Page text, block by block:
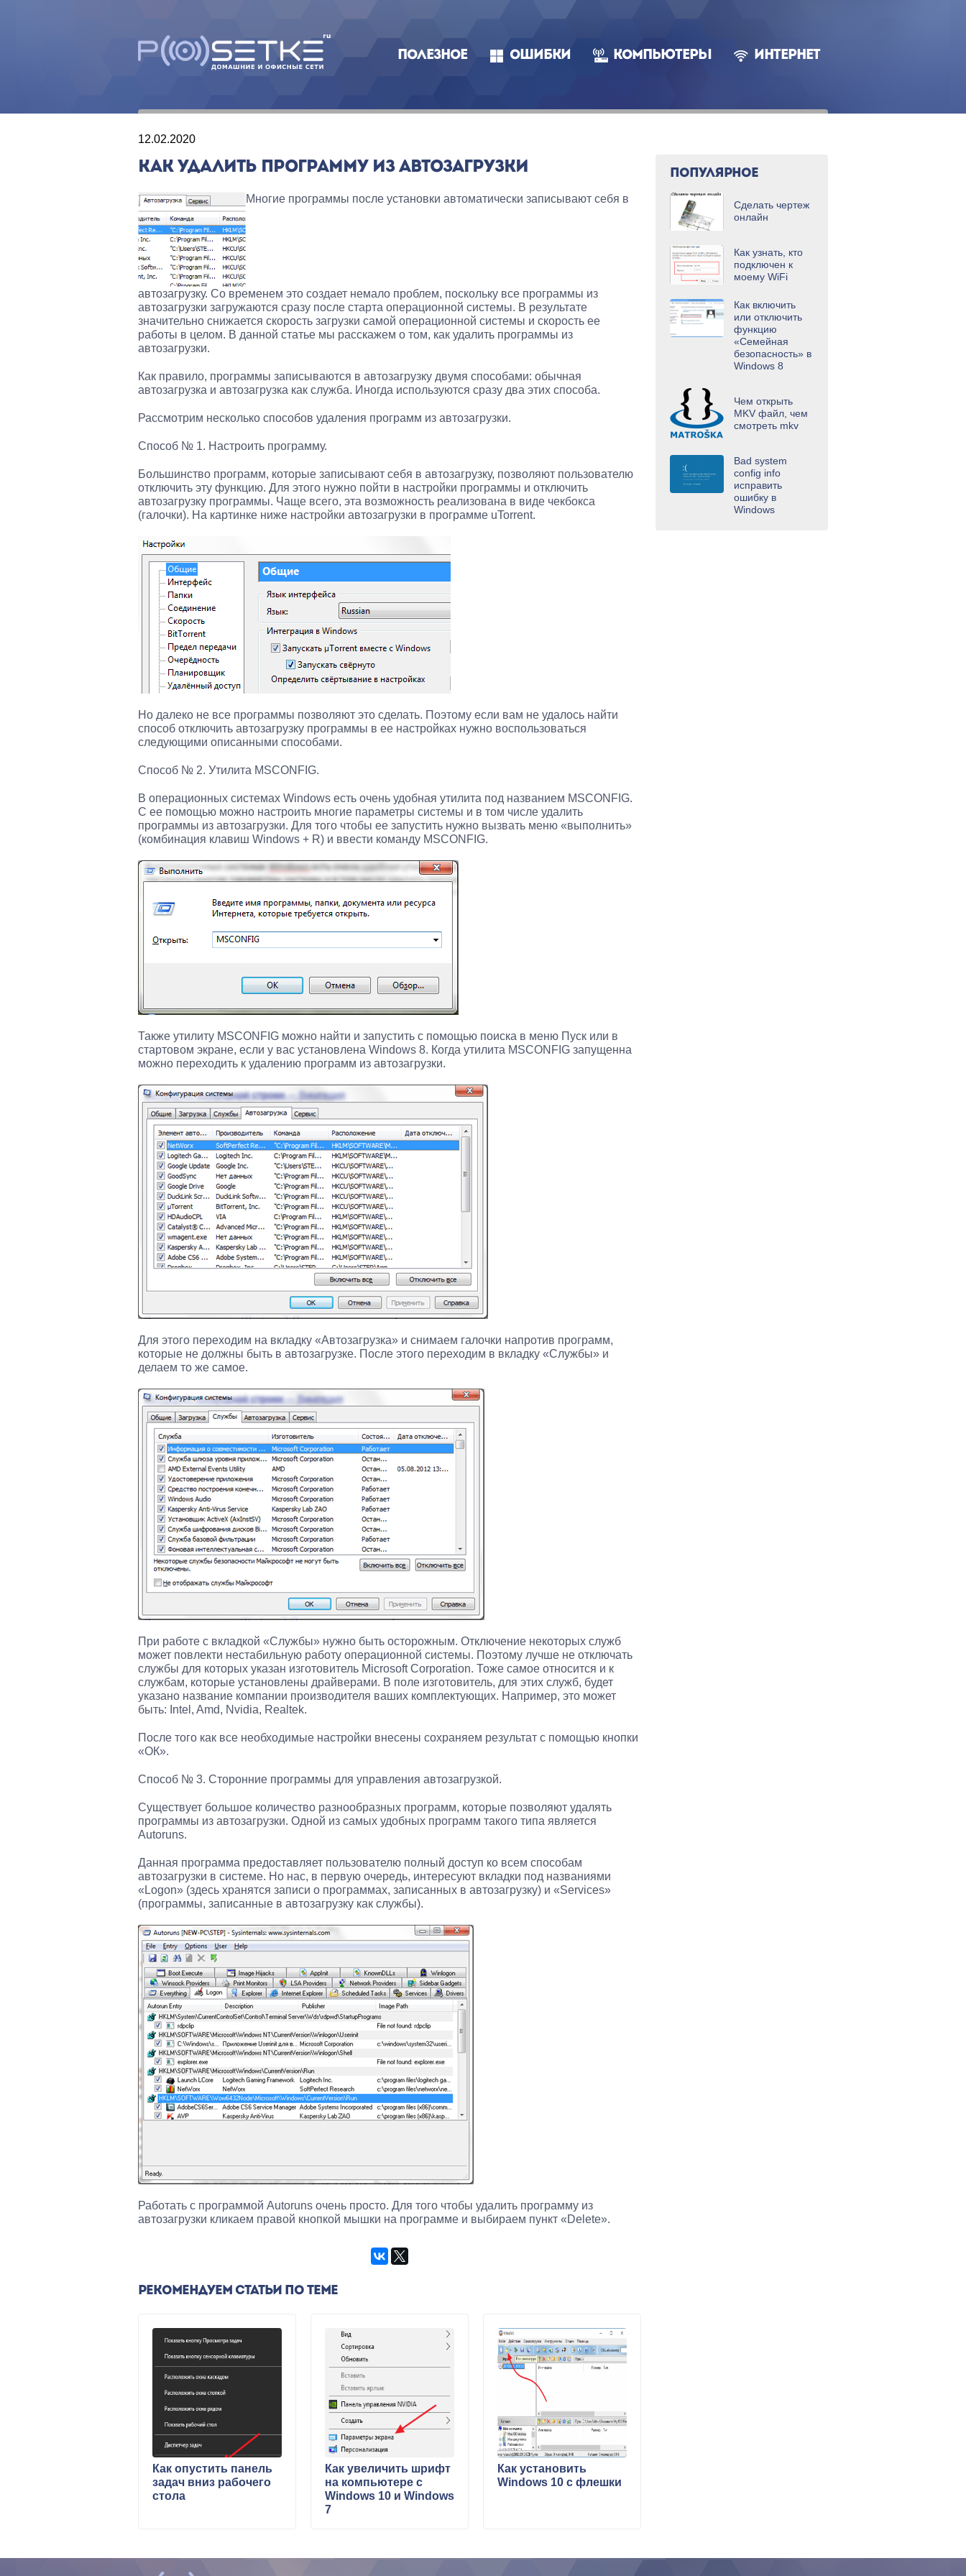
ПОЛЕЗНОЕ ОШИБКИ КОМПЬЮТЕРЫ ИНТЕРНЕТ
12.02.2020
КАК УДАЛИТЬ ПРОГРАММУ ИЗ АВТОЗАГРУЗКИ
Многие программы после установки автоматически записывают себя в
автозагрузку. Со временем это создает немало проблем, поскольку все программы из
автозагрузки загружаются сразу после старта операционной системы. В результате
значительно снижается скорость загрузки самой операционной системы и скорость ее
работы в целом. В данной статье мы расскажем о том, как удалить программы из
автозагрузки.
Как правило, программы записываются в автозагрузку двумя способами: обычная
автозагрузка и автозагрузка как служба. Иногда используются сразу два этих способа.
Рассмотрим несколько способов удаления программ из автозагрузки.
Способ № 1. Настроить программу.
Большинство программ, которые записывают себя в автозагрузку, позволяют пользователю
отключить эту функцию. Для этого нужно пойти в настройки программы и отключить
автозагрузку программы. Чаще всего, эта возможность реализована в виде чекбокса
(галочки). На картинке ниже настройки автозагрузки в программе uTorrent.
Но далеко не все программы позволяют это сделать. Поэтому если вам не удалось найти
способ отключить автозагрузку программы в ее настройках нужно воспользоваться
следующими описанными способами.
Способ № 2. Утилита MSCONFIG.
В операционных системах Windows есть очень удобная утилита под названием MSCONFIG.
С ее помощью можно настроить многие параметры системы и в том числе удалить
программы из автозагрузки. Для того чтобы ее запустить нужно вызвать меню «выполнить»
(комбинация клавиш Windows + R) и ввести команду MSCONFIG.
Также утилиту MSCONFIG можно найти и запустить с помощью поиска в меню Пуск или в
стартовом экране, если у вас установлена Windows 8. Когда утилита MSCONFIG запущенна
можно переходить к удалению программ из автозагрузки.
Для этого переходим на вкладку «Автозагрузка» и снимаем галочки напротив программ,
которые не должны быть в автозагрузке. После этого переходим в вкладку «Службы» и
делаем то же самое.
При работе с вкладкой «Службы» нужно быть осторожным. Отключение некоторых служб
может повлекти нестабильную работу операционной системы. Поэтому лучше не отключать
службы для которых указан изготовитель Microsoft Corporation. Тоже самое относится и к
службам, которые установлены драйверами. В поле изготовитель, для этих служб, будет
указано название компании производителя ваших комплектующих. Например, это может
быть: Intel, Amd, Nvidia, Realtek.
После того как все необходимые настройки внесены сохраняем результат с помощью кнопки
«ОК».
Способ № 3. Сторонние программы для управления автозагрузкой.
Существует большое количество разнообразных программ, которые позволяют удалять
программы из автозагрузки. Одной из самых удобных программ такого типа является
Autoruns.
Данная программа предоставляет пользователю полный доступ ко всем способам
автозагрузки в системе. Но нас, в первую очередь, интересуют вкладки под названиями
«Logon» (здесь хранятся записи о программах, записанных в автозагрузку) и «Services»
(программы, записанные в автозагрузку как службы).
Работать с программой Autoruns очень просто. Для того чтобы удалить программу из
автозагрузки кликаем правой кнопкой мышки на программе и выбираем пункт «Delete».
РЕКОМЕНДУЕМ СТАТЬИ ПО ТЕМЕ
Как опустить панель
задач вниз рабочего
стола
Как увеличить шрифт
на компьютере с
Windows 10 и Windows
7
Как установить
Windows 10 с флешки
ПОПУЛЯРНОЕ
Сделать чертеж
онлайн
Как узнать, кто
подключен к
моему WiFi
Как включить
или отключить
функцию
«Семейная
безопасность» в
Windows 8
Чем открыть
MKV файл, чем
смотреть mkv
Bad system
config info
исправить
ошибку в
Windows